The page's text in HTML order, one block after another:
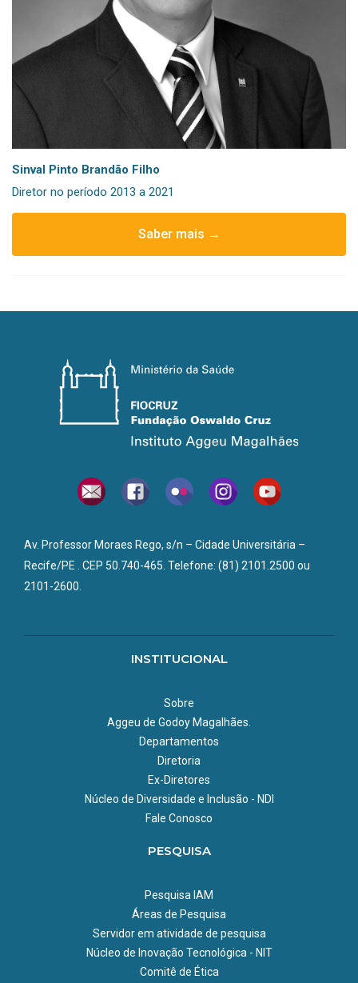
Sinval Pinto Brandão Filho
Diretor no período 2013 a 2021
Saber mais →
Av. Professor Moraes Rego, s/n – Cidade Universitária –
Recife/PE . CEP 50.740-465. Telefone: (81) 2101.2500 ou
2101-2600.
INSTITUCIONAL
Sobre
Aggeu de Godoy Magalhães.
Departamentos
Diretoria
Ex-Diretores
Núcleo de Diversidade e Inclusão - NDI
Fale Conosco
PESQUISA
Pesquisa IAM
Áreas de Pesquisa
Servidor em atividade de pesquisa
Núcleo de Inovação Tecnológica - NIT
Comitê de Ética